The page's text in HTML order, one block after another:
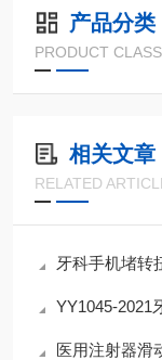
产品分类
PRODUCT
相关文章
RELATED
牙科手机堵转
YY1045-2021
医用注射器滑